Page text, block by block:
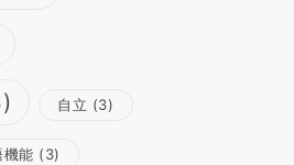
自立 (3)
機能 (3)